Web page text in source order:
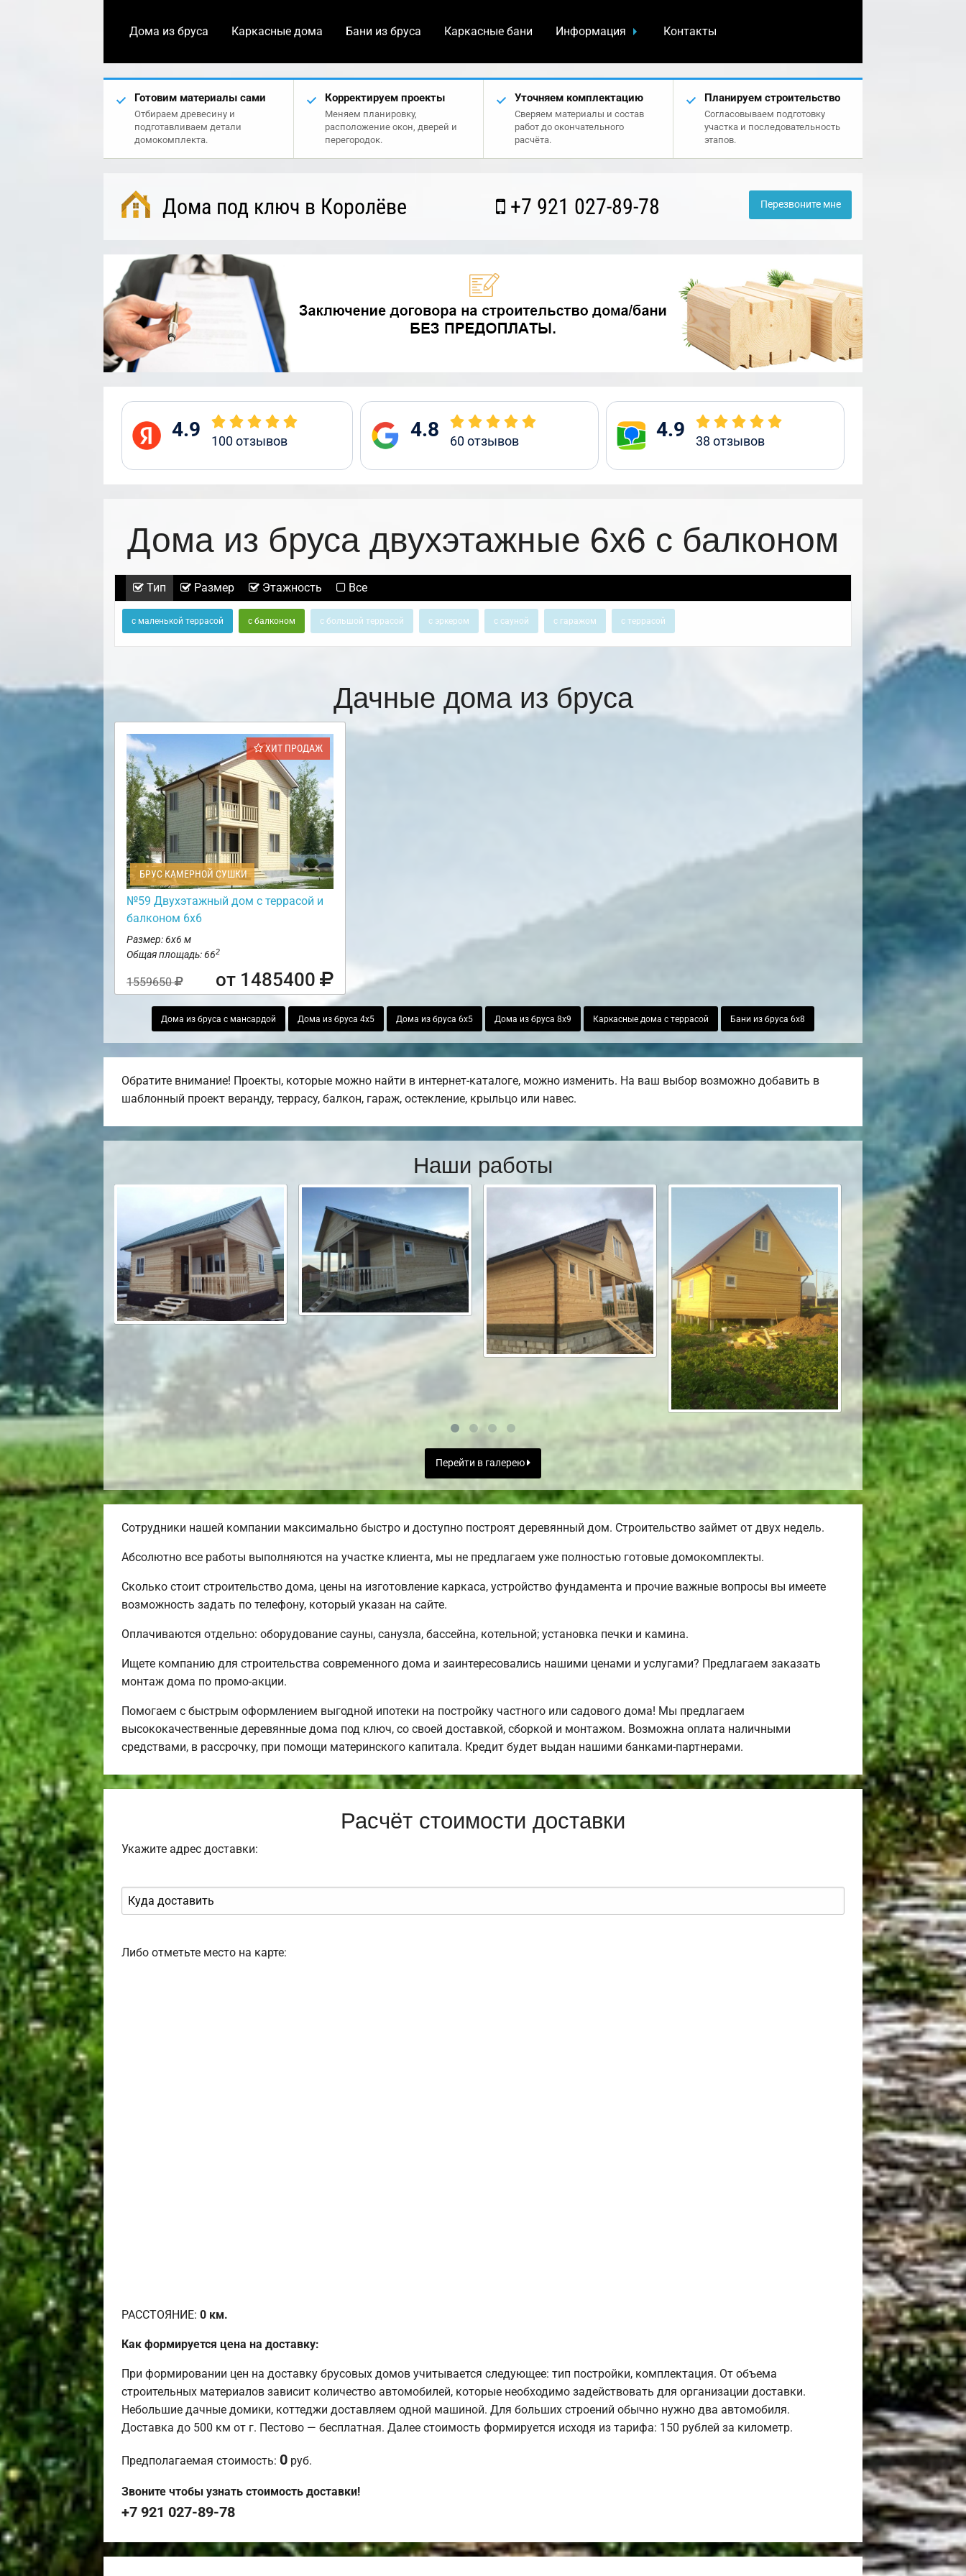
Дома из бруса Каркасные дома Бани из бруса Каркасные бани Информация Контакты
Готовим материалы сами
Отбираем древесину и
подготавливаем детали
домокомплекта.
Корректируем проекты
Меняем планировку,
расположение окон, дверей и
перегородок.
Уточняем комплектацию
Сверяем материалы и состав
работ до окончательного
расчёта.
Планируем строительство
Согласовываем подготовку
участка и последовательность
этапов.
Дома под ключ в Королёве +7 921 027-89-78 Перезвоните мне
4.9 100отзывов 4.8 60отзывов 4.9 38 отзывов
Дома из бруса двухэтажные 6х6 с балконом
Тип Размер Этажность Все
с маленькой террасой с балконом с большой террасой с эркером с сауной с гаражом с террасой
Дачные дома из бруса
ХИТ ПРОДАЖ
БРУС КАМЕРНОЙ СУШКИ
№59 Двухэтажный дом с террасой и
балконом 6х6
Размер: 6х6 м
Общая площадь: 662
1559650 от 1485400
Дома из бруса с мансардой Дома из бруса 4х5 Дома из бруса 6х5 Дома из бруса 8х9 Каркасные дома с террасой Бани из бруса 6х8
Обратите внимание! Проекты, которые можно найти в интернет-каталоге, можно изменить. На ваш выбор возможно добавить в
шаблонный проект веранду, террасу, балкон, гараж, остекление, крыльцо или навес.
Наши работы
Перейти в галерею
Сотрудники нашей компании максимально быстро и доступно построят деревянный дом. Строительство займет от двух недель.
Абсолютно все работы выполняются на участке клиента, мы не предлагаем уже полностью готовые домокомплекты.
Сколько стоит строительство дома, цены на изготовление каркаса, устройство фундамента и прочие важные вопросы вы имеете
возможность задать по телефону, который указан на сайте.
Оплачиваются отдельно: оборудование сауны, санузла, бассейна, котельной; установка печки и камина.
Ищете компанию для строительства современного дома и заинтересовались нашими ценами и услугами? Предлагаем заказать
монтаж дома по промо-акции.
Помогаем с быстрым оформлением выгодной ипотеки на постройку частного или садового дома! Мы предлагаем
высококачественные деревянные дома под ключ, со своей доставкой, сборкой и монтажом. Возможна оплата наличными
средствами, в рассрочку, при помощи материнского капитала. Кредит будет выдан нашими банками-партнерами.
Расчёт стоимости доставки
Укажите адрес доставки:
Либо отметьте место на карте:
РАССТОЯНИЕ: 0 км.
Как формируется цена на доставку:
При формировании цен на доставку брусовых домов учитывается следующее: тип постройки, комплектация. От объема
строительных материалов зависит количество автомобилей, которые необходимо задействовать для организации доставки.
Небольшие дачные домики, коттеджи доставляем одной машиной. Для больших строений обычно нужно два автомобиля.
Доставка до 500 км от г. Пестово — бесплатная. Далее стоимость формируется исходя из тарифа: 150 рублей за километр.
Предполагаемая стоимость: 0 руб.
Звоните чтобы узнать стоимость доставки!
+7 921 027-89-78